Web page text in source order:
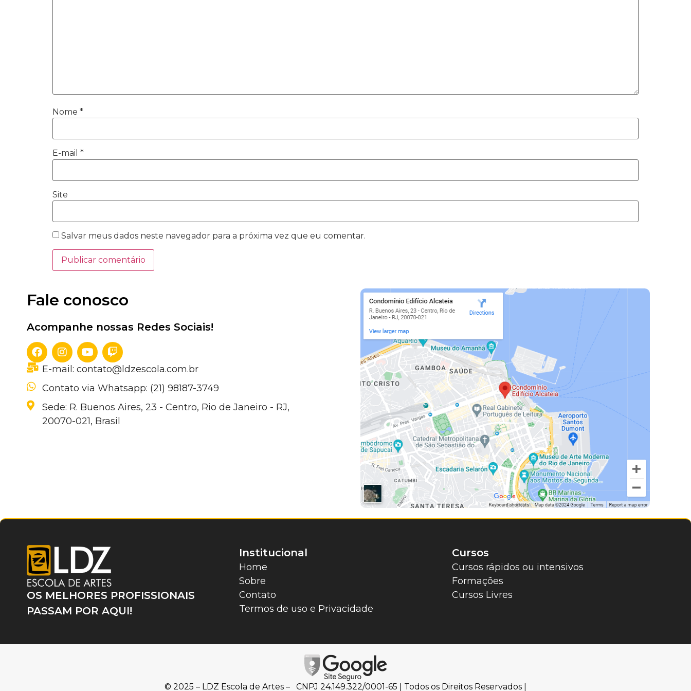
Nome *
E-mail *
Site
Salvar meus dados neste navegador para a próxima vez que eu comentar.
Fale conosco
Acompanhe nossas Redes Sociais!
E-mail: contato@ldzescola.com.br
Contato via Whatsapp: (21) 98187-3749
Sede: R. Buenos Aires, 23 - Centro, Rio de Janeiro - RJ,
20070-021, Brasil
OS MELHORES PROFISSIONAIS
PASSAM POR AQUI!
Institucional
Home
Sobre
Contato
Termos de uso e Privacidade
Cursos
Cursos rápidos ou intensivos
Formações
Cursos Livres
© 2025 – LDZ Escola de Artes – CNPJ 24.149.322/0001-65 | Todos os Direitos Reservados |